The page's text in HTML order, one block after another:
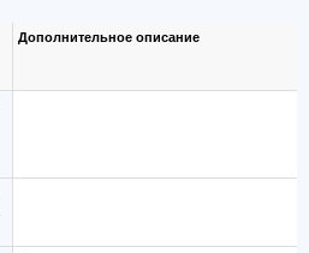
Дополнительное описание